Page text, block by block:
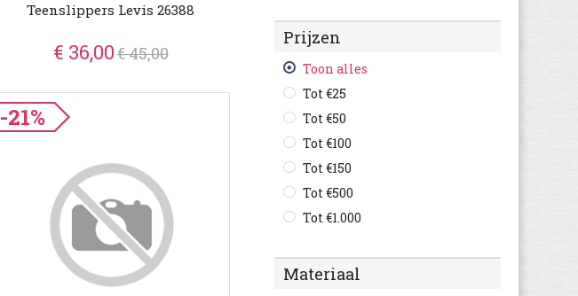
Bullboxer
C1rca (13)
Camel Active
Camper
Caterpillar
Champion
Clarks (5.034)
Columbia
Prijzen
Toon alles
Tot €25
Tot €50
Tot €100
Tot €150
Tot €500
Tot €1.000
Materiaal
Teenslippers Levis 26388
€ 36,00€ 45,00
-21%